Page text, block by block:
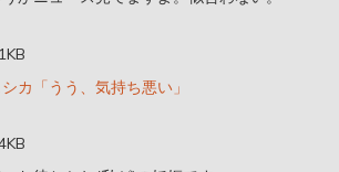
カ「うう、気持ち悪い」